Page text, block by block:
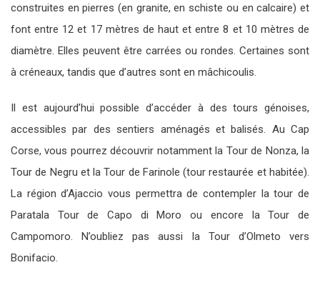
construites en pierres (en granite, en schiste ou en calcaire) et
font entre 12 et 17 mètres de haut et entre 8 et 10 mètres de
diamètre. Elles peuvent être carrées ou rondes. Certaines sont
à créneaux, tandis que d’autres sont en mâchicoulis.
Il est aujourd’hui possible d’accéder à des tours génoises,
accessibles par des sentiers aménagés et balisés. Au Cap
Corse, vous pourrez découvrir notamment la Tour de Nonza, la
Tour de Negru et la Tour de Farinole (tour restaurée et habitée).
La région d’Ajaccio vous permettra de contempler la tour de
Paratala Tour de Capo di Moro ou encore la Tour de
Campomoro. N’oubliez pas aussi la Tour d’Olmeto vers
Bonifacio.